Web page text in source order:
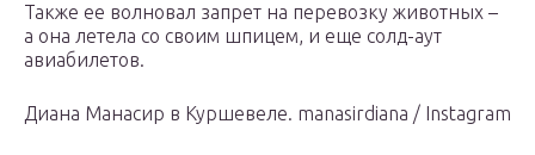
Также ее волновал запрет на перевозку животных –
а она летела со своим шпицем, и еще солд-аут
авиабилетов.
Диана Манасир в Куршевеле. manasirdiana / Instagram